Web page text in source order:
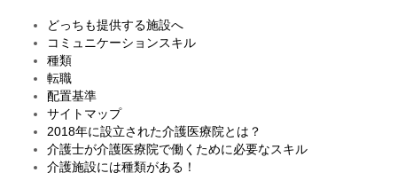
どっちも提供する施設へ
コミュニケーションスキル
種類
転職
配置基準
サイトマップ
2018年に設立された介護医療院とは？
介護士が介護医療院で働くために必要なスキル
介護施設には種類がある！